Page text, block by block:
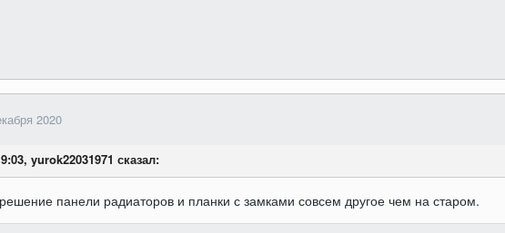
2020
yurok22031971 сказал:
панели радиаторов и планки с замками совсем другое чем на старом.